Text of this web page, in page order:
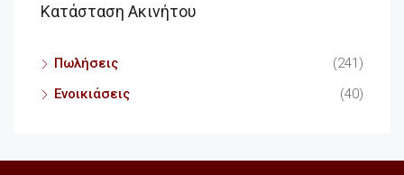
Κατάσταση Ακινήτου
Πωλήσεις
(241)
Ενοικιάσεις
(40)